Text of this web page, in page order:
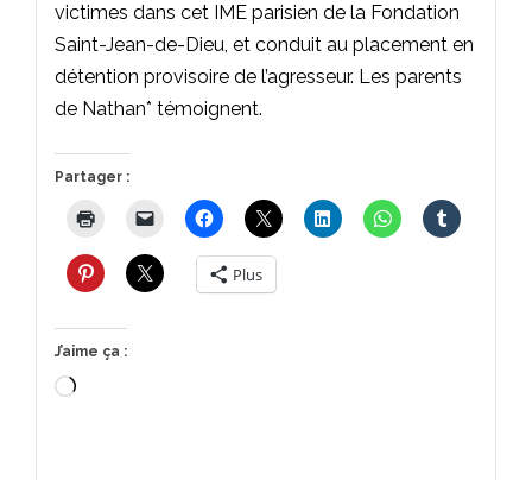
victimes dans cet IME parisien de la Fondation
Saint-Jean-de-Dieu, et conduit au placement en
détention provisoire de l’agresseur. Les parents
de Nathan* témoignent.
Partager :
Plus
J’aime ça :
Chargement…